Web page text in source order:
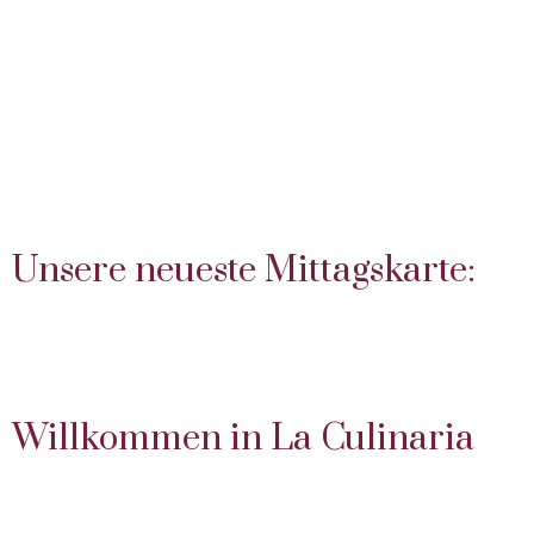
Unsere neueste Mittagskarte:
Willkommen in La Culinaria